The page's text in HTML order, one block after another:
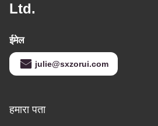
Ltd.
ईमेल
julie@sxzorui.com
हमारा पता